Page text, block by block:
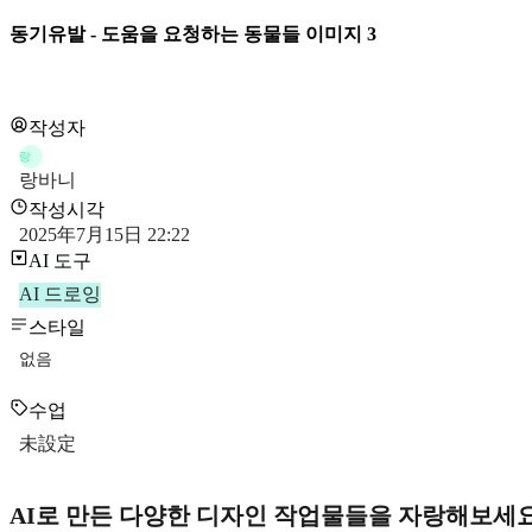
동기유발 - 도움을 요청하는 동물들 이미지 3
작성자
랑
랑바니
작성시각
2025年7月15日 22:22
AI 도구
AI 드로잉
스타일
없음
수업
未設定
AI로 만든 다양한 디자인 작업물들을 자랑해보세